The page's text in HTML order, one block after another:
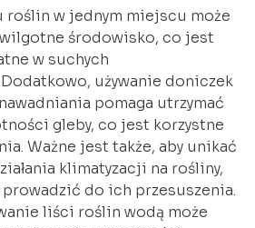
w jednym miejscu może
środowisko, co jest
w suchych
używanie doniczek
pomaga utrzymać
gleby, co jest korzystne
Ważne jest także, aby unikać
klimatyzacji na rośliny,
do ich przesuszenia.
liści roślin wodą może